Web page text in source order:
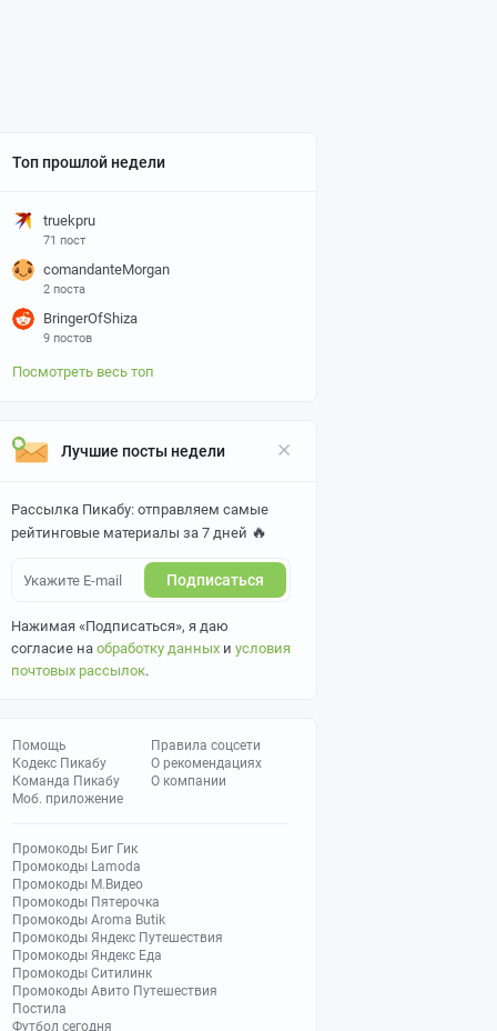
Топ прошлой недели
truekpru
71 пост
comandanteMorgan
2 поста
BringerOfShiza
9 постов
Посмотреть весь топ
Лучшие посты недели
Рассылка Пикабу: отправляем самые
рейтинговые материалы за 7 дней 🔥
Подписаться
Нажимая «Подписаться», я даю
согласие на обработку данных и условия
почтовых рассылок.
Помощь
Кодекс Пикабу
Команда Пикабу
Моб. приложение
Правила соцсети
О рекомендациях
О компании
Промокоды Биг Гик
Промокоды Lamoda
Промокоды М.Видео
Промокоды Пятерочка
Промокоды Aroma Butik
Промокоды Яндекс Путешествия
Промокоды Яндекс Еда
Промокоды Ситилинк
Промокоды Авито Путешествия
Постила
Футбол сегодня